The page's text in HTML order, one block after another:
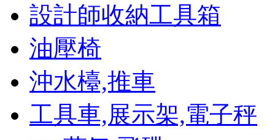
設計師收納工具箱
油壓椅
沖水檯,推車
工具車,展示架,電子秤